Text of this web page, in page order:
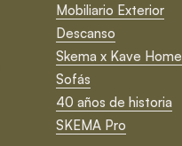
Mobiliario Exterior
Descanso
Skema x Kave Home
Sofás
40 años de historia
SKEMA Pro